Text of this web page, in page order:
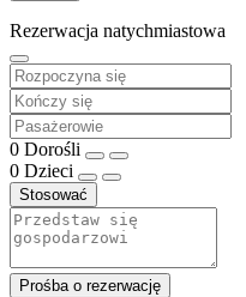
Rezerwacja natychmiastowa
0 Dorośli
0 Dzieci
Stosować
Prośba o rezerwację